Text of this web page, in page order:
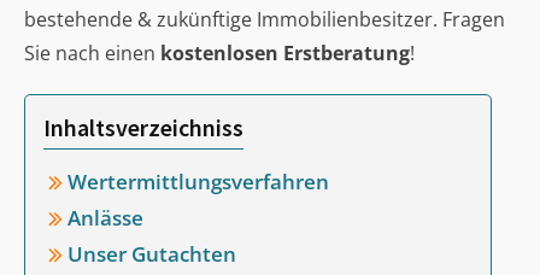
bestehende & zukünftige Immobilienbesitzer. Fragen
Sie nach einen kostenlosen Erstberatung!
Inhaltsverzeichniss
Wertermittlungsverfahren
Anlässe
Unser Gutachten